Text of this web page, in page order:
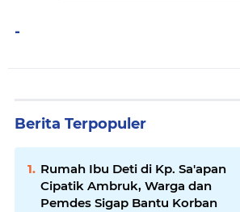
-
Berita Terpopuler
Rumah Ibu Deti di Kp. Sa'apan
Cipatik Ambruk, Warga dan
Pemdes Sigap Bantu Korban